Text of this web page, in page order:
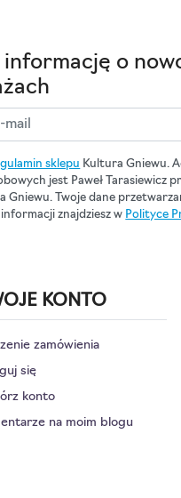
o
sklepu Kultura Gniewu.
jest Paweł Tarasiewicz
Gniewu. Twoje dane
znajdziesz w Polityce
KONTO
zamówienia
się
konto
na moim blogu